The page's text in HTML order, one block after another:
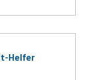
Helfer